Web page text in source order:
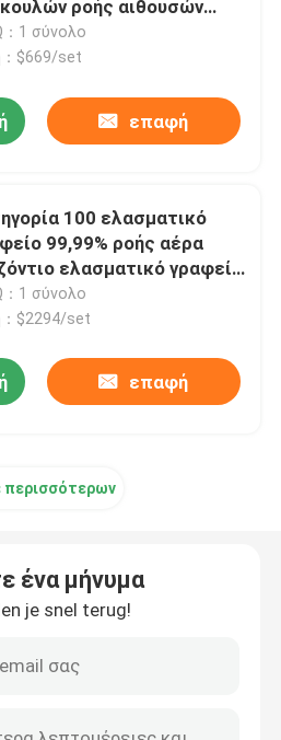
δονητών
Δοκιμών
Αιμοπεταλίων
ροής αιθουσών
ελασματική
：1 σύνολο
：$669/set
επαφή
100 ελασματικό
99,99% ροής αέρα
ελασματικό γραφείο
φίλτρων HEPA
：1 σύνολο
：$2294/set
επαφή
περισσότερων
ένα μήνυμα
je snel terug!